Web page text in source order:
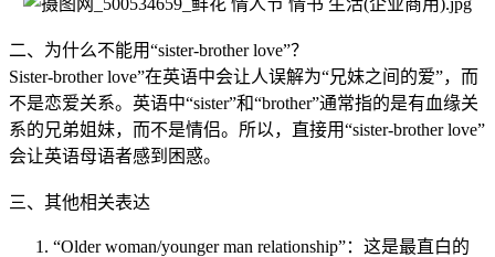
二、为什么不能用“sister-brother love”？
Sister-brother love”在英语中会让人误解为“兄妹之间的爱”，而
不是恋爱关系。英语中“sister”和“brother”通常指的是有血缘关
系的兄弟姐妹，而不是情侣。所以，直接用“sister-brother love”
会让英语母语者感到困惑。
三、其他相关表达
“Older woman/younger man relationship”：这是最直白的